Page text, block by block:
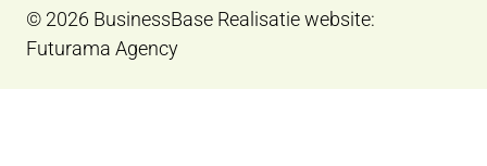
© 2026 BusinessBase Realisatie website:
Futurama Agency